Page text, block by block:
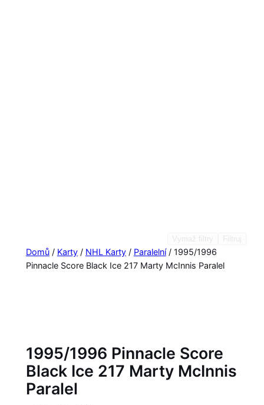
Domů/ Karty/ NHL Karty/ Paralelní/ 1995/1996
Pinnacle Score Black Ice 217 Marty McInnis Paralel
1995/1996 Pinnacle Score
Black Ice 217 Marty McInnis
Paralel